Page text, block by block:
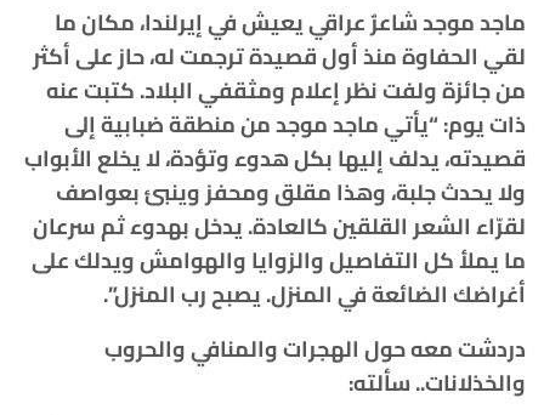
ماجد موجد شاعرٌ عراقي يعيش في إيرلندا، مكان ما
لقي الحفاوة منذ أول قصيدة ترجمت له، حاز على أكثر
من جائزة ولفت نظر إعلام ومثقفي البلاد. كتبت عنه
ذات يوم: “يأتي ماجد موجد من منطقة ضبابية إلى
قصيدته، يدلف إليها بكل هدوء وتؤدة، لا يخلع الأبواب
ولا يحدث جلبة، وهذا مقلق ومحفز وينبئ بعواصف
لقرّاء الشعر القلقين كالعادة. يدخل بهدوء ثم سرعان
ما يملأ كل التفاصيل والزوايا والهوامش ويدلك على
أغراضك الضائعة في المنزل. يصبح رب المنزل”.
دردشت معه حول الهجرات والمنافي والحروب
والخذلانات.. سألته: